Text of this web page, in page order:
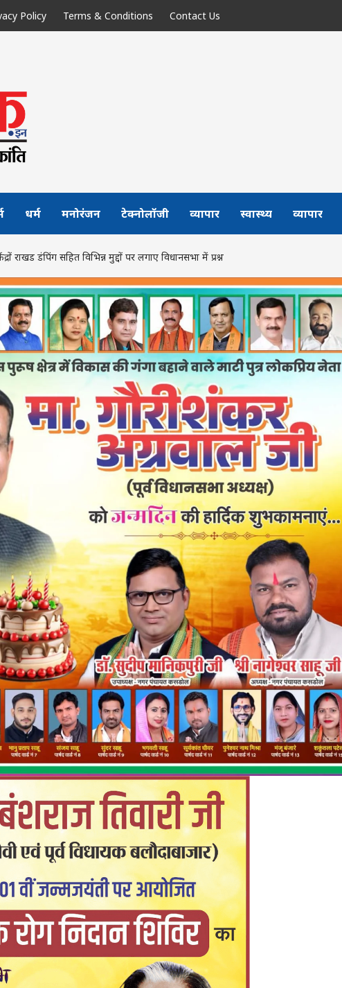
Policy Terms & Conditions Contact Us
धर्म मनोरंजन टेक्नोलॉजी व्यापार स्वास्थ्य व्यापार
डंपिंग सहित विभिन्न मुद्दों पर लगाए विधानसभा में प्रश्न